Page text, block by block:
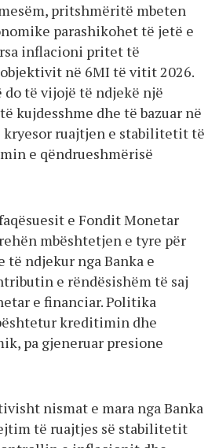
pritshmëritë mbeten
parashikohet të jetë e
inflacioni pritet të
në 6MI të vitit 2026.
do të vijojë të ndjekë një
kujdesshme dhe të bazuar në
kryesor ruajtjen e stabilitetit të
e qëndrueshmërisë
e Fondit Monetar
mbështetjen e tyre për
ndjekur nga Banka e
e rëndësishëm të saj
e financiar. Politika
kreditimin dhe
pa gjeneruar presione
nismat e mara nga Banka
të ruajtjes së stabilitetit